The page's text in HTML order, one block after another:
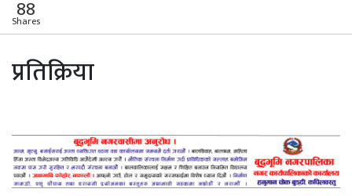
88
Shares
प्रतिक्रिया